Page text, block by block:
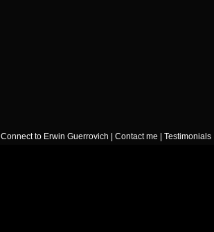
Connect to Erwin Guerrovich Contact me Testimonials